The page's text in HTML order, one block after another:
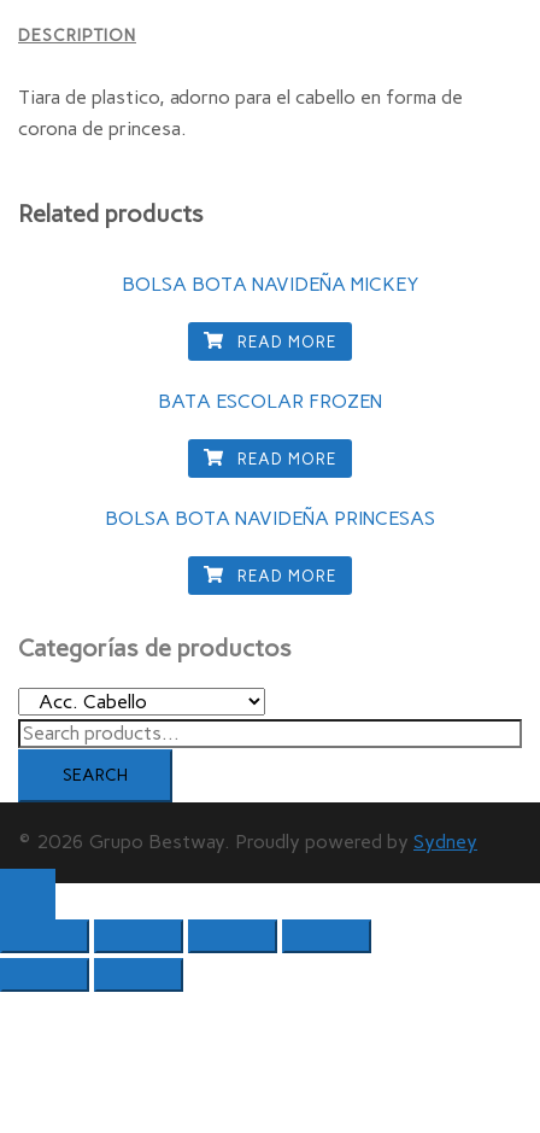
DESCRIPTION
Tiara de plastico, adorno para el cabello en forma de
corona de princesa.
Related products
BOLSA BOTA NAVIDEÑA MICKEY
READ MORE
BATA ESCOLAR FROZEN
READ MORE
BOLSA BOTA NAVIDEÑA PRINCESAS
READ MORE
Categorías de productos
Search
SEARCH
© 2026 Grupo Bestway. Proudly powered by Sydney